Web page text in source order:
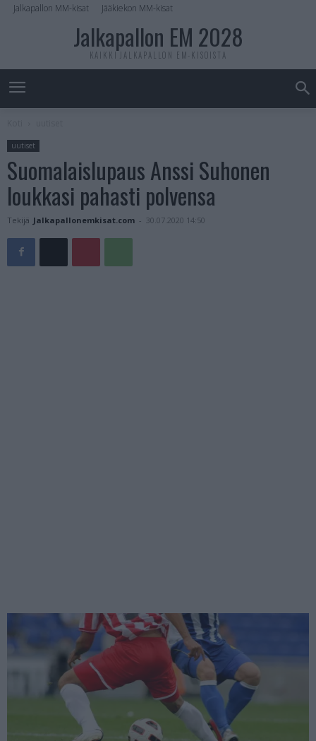
Jalkapallon MM-kisat Jääkiekon MM-kisat
Jalkapallon EM 2028
KAIKKI JALKAPALLON EM-KISOISTA
uutiset
Suomalaislupaus Anssi Suhonen
loukkasi pahasti polvensa
Tekijä Jalkapallonemkisat.com - 30.07.2020 14:50